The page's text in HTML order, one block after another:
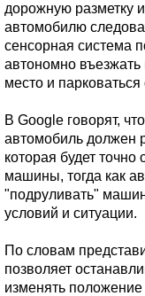
дорожную разметку
автомобилю
сенсорная система
автономно въезжать
место и парковаться
В Google говорят,
автомобиль должен
которая будет
машины, тогда как
"подруливать"
условий и ситуации.
По словам
позволяет
изменять